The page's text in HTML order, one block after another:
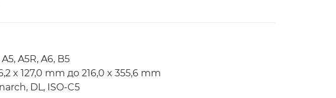
A5R, A6, B5
x 127,0 mm до 216,0 x 355,6 mm
DL, ISO-C5